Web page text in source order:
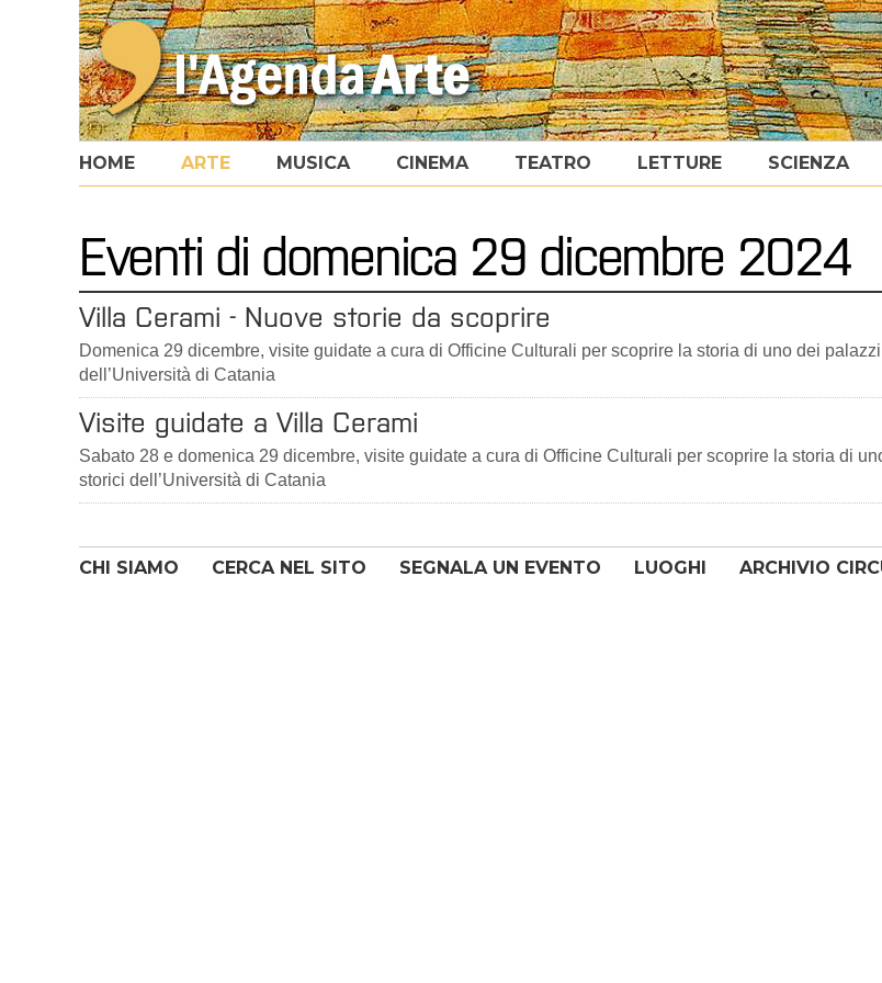
HOME ARTE MUSICA CINEMA TEATRO LETTURE SCIENZA
Eventi di domenica 29 dicembre 2024
Villa Cerami - Nuove storie da scoprire
Domenica 29 dicembre, visite guidate a cura di Officine Culturali per scoprire la storia di uno dei
dell’Università di Catania
Visite guidate a Villa Cerami
Sabato 28 e domenica 29 dicembre, visite guidate a cura di Officine Culturali per scoprire la storia di
storici dell’Università di Catania
CHI SIAMO CERCA NEL SITO SEGNALA UN EVENTO LUOGHI ARCHIVIO